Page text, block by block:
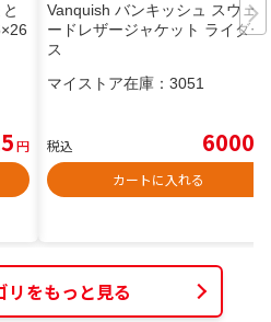
円
Vanquish バンキッシュ スウェ
ードレザージャケット ライダー
ス
マイストア在庫： 3051
税込 6000
カートに入れる
リをもっと見る